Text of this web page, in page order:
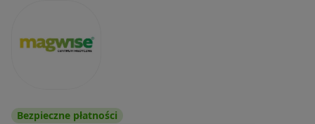
Bezpieczne płatności